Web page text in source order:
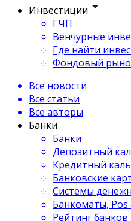
Инвестиции
ГЧП
Венчурные
Где найти
Фондовый
Все новости
Все статьи
Все авторы
Банки
Банки
Депозитный
Кредитный
Банковские
Системы
Банкоматы,
Рейтинг банков